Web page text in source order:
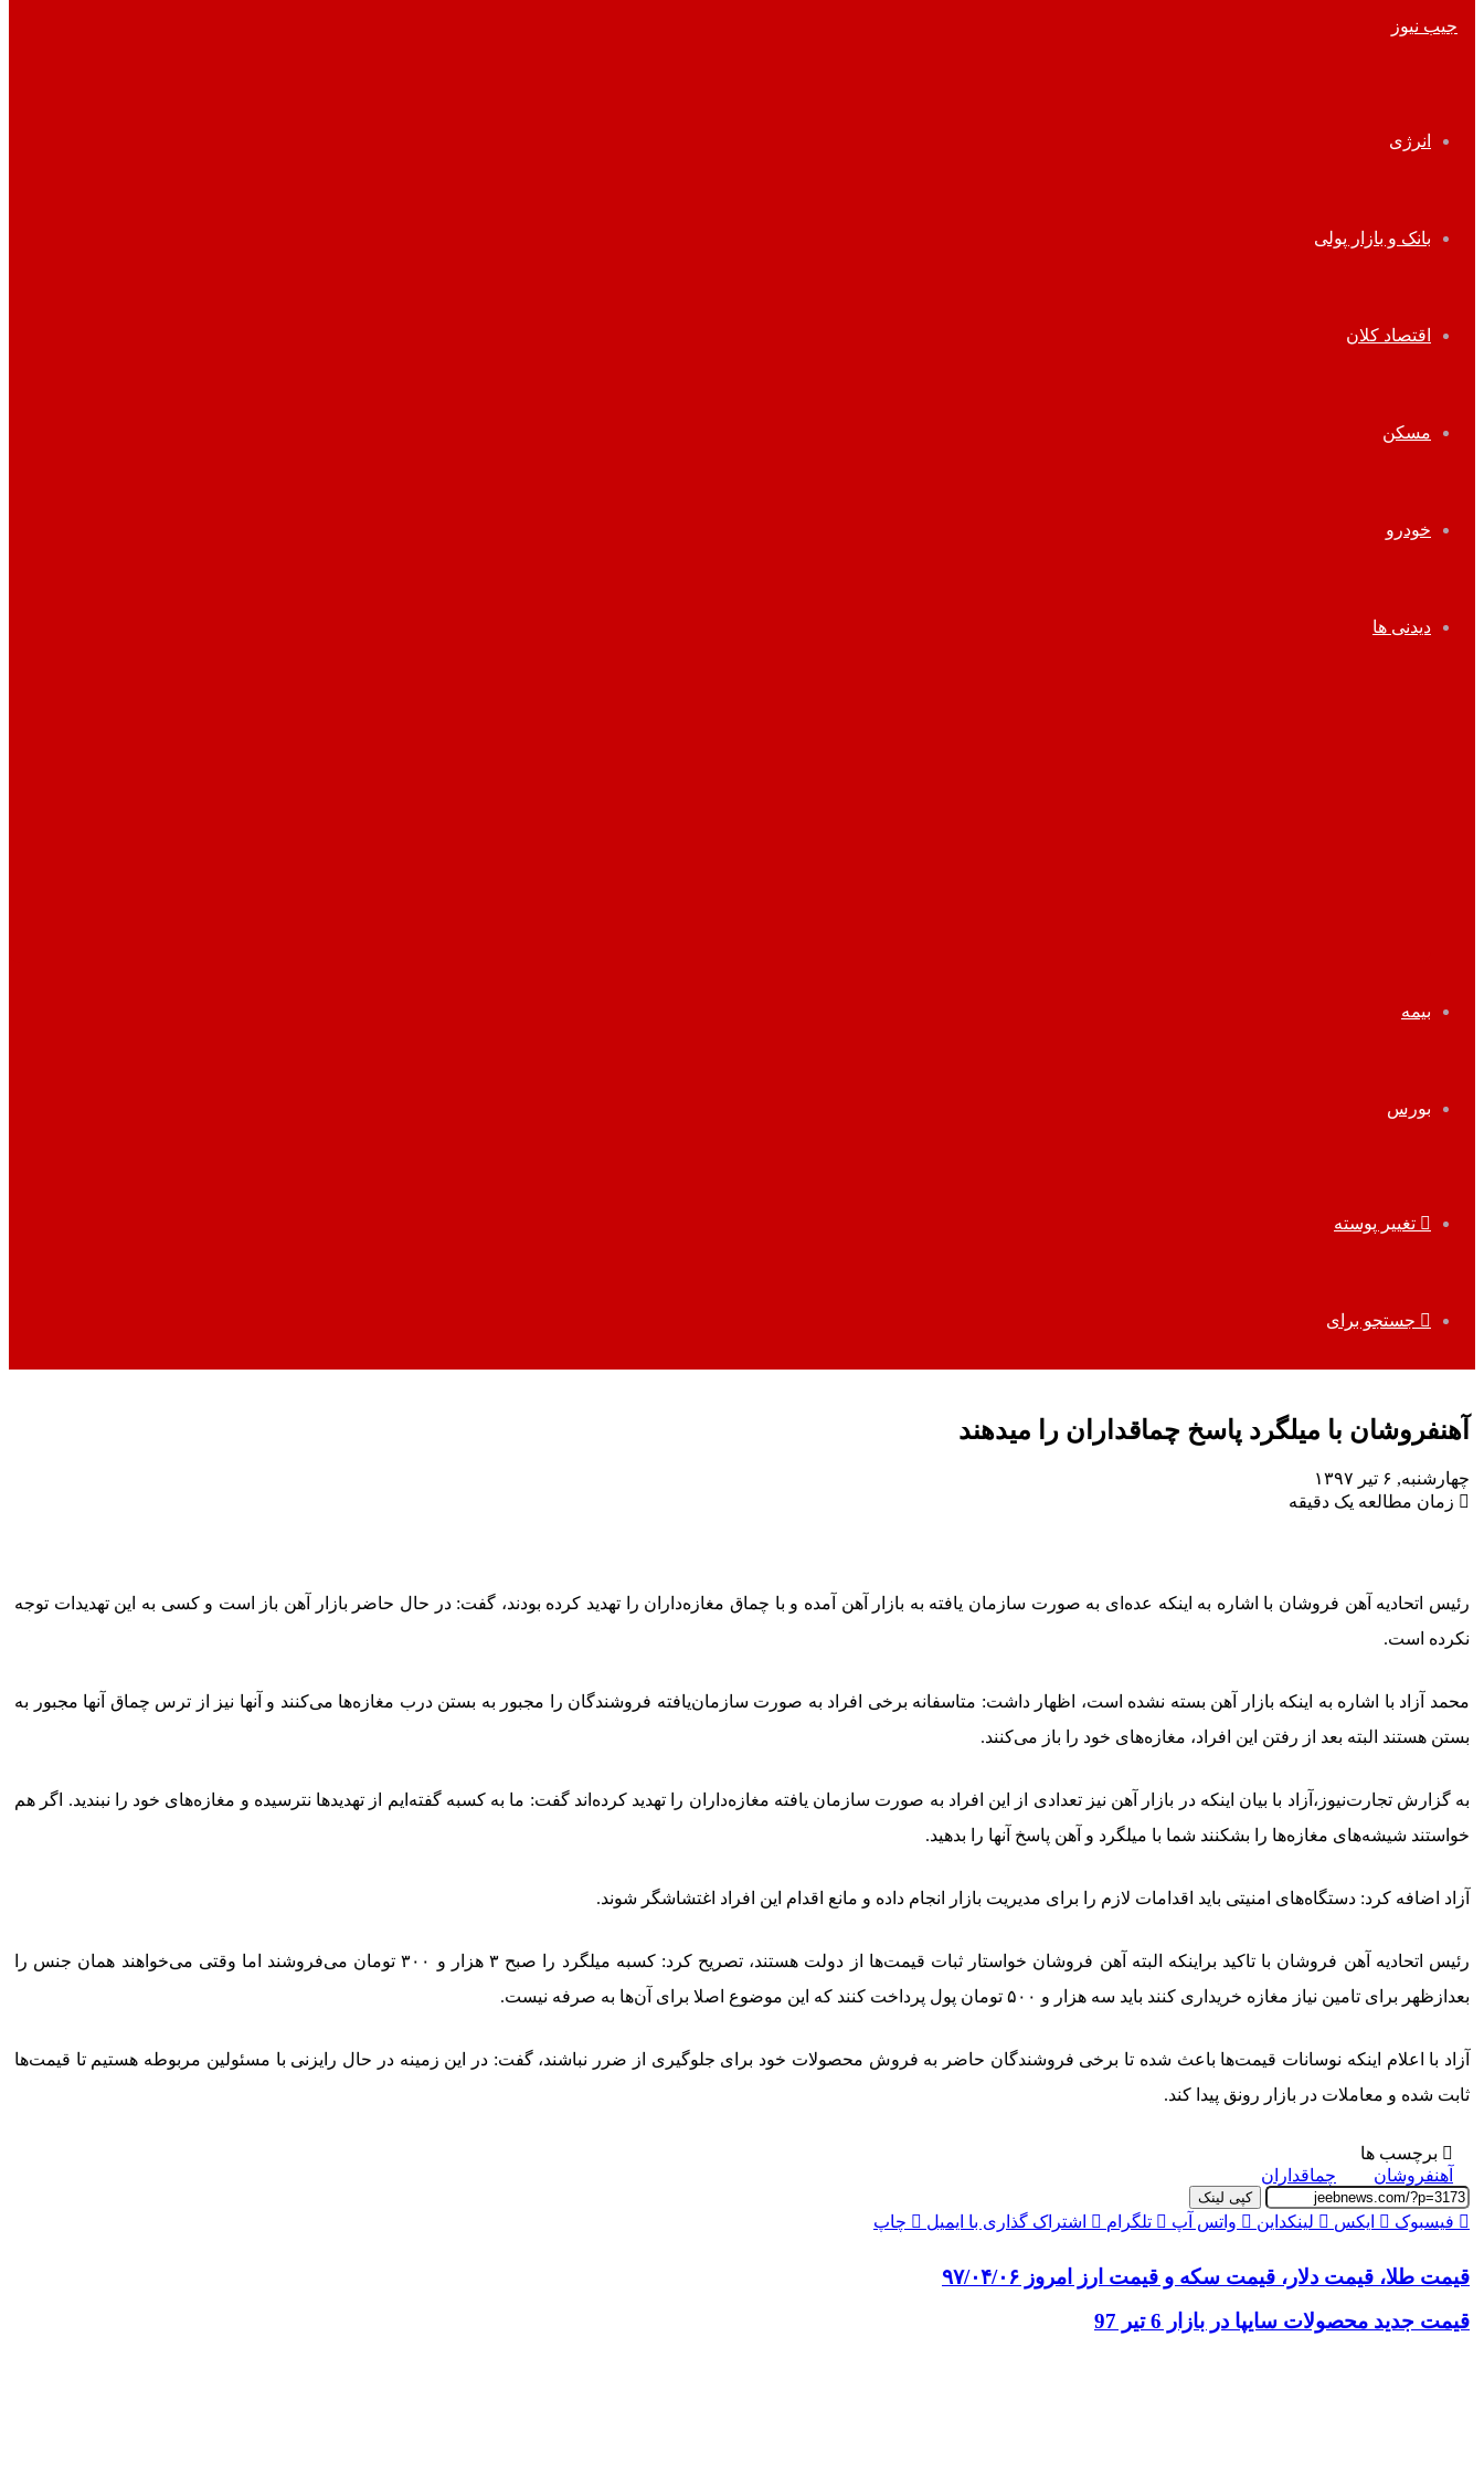
انرژی
بانک و بازار پولی
اقتصاد کلان
مسکن
خودرو
دیدنی ها
بیمه
بورس
تغییر پوسته
جستجو برای
آهن‎فروشان با میلگرد پاسخ چماق‎داران را می‎دهند
چهارشنبه, ۶ تیر ۱۳۹۷
زمان مطالعه یک دقیقه
رئیس اتحادیه آهن فروشان با اشاره به اینکه عده‌ای به صورت سازمان یافته به بازار آهن آمده و با چماق مغازه‌داران را تهدید کرده‌ بودند، گفت: در حال حاضر بازار آهن باز است و کسی به این تهدیدات توجه
نکرده است.
محمد آزاد با اشاره به اینکه بازار آهن بسته نشده است، اظهار داشت: متاسفانه برخی افراد به صورت سازمان‌یافته فروشندگان را مجبور به بستن درب مغازه‌ها می‌کنند و آنها نیز از ترس چماق آنها مجبور به
بستن هستند البته بعد از رفتن این افراد، مغازه‌های خود را باز می‌کنند.
به گزارش تجارت‌نیوز،آزاد با بیان اینکه در بازار آهن نیز تعدادی از این افراد به صورت سازمان یافته مغازه‌داران را تهدید کرده‌اند گفت: ما به کسبه گفته‌ایم از تهدیدها نترسیده و مغازه‌های خود را نبندید. اگر هم
خواستند شیشه‌های مغازه‌ها را بشکنند شما با میلگرد و آهن پاسخ آنها را بدهید.
آزاد اضافه کرد: دستگاه‌های امنیتی باید اقدامات لازم را برای مدیریت بازار انجام داده و مانع اقدام این افراد اغتشاشگر شوند.
رئیس اتحادیه آهن فروشان با تاکید براینکه البته آهن فروشان خواستار ثبات قیمت‌ها از دولت هستند، تصریح کرد: کسبه میلگرد را صبح ۳ هزار و ۳۰۰ تومان می‌فروشند اما وقتی می‌خواهند همان جنس را
بعدازظهر برای تامین نیاز مغازه خریداری کنند باید سه هزار و ۵۰۰ تومان پول پرداخت کنند که این موضوع اصلا برای آن‌ها به صرفه نیست.
آزاد با اعلام اینکه نوسانات قیمت‌ها باعث شده تا برخی فروشندگان حاضر به فروش محصولات خود برای جلوگیری از ضرر نباشند، گفت: در این زمینه در حال رایزنی با مسئولین مربوطه هستیم تا قیمت‌ها
ثابت شده و معاملات در بازار رونق پیدا کند.
برچسب ها
آهن‎فروشان
چماق‎داران
کپی لینک
فیسبوک ایکس لینکداین واتس آپ تلگرام اشتراک گذاری با ایمیل چاپ
قیمت طلا، قیمت دلار، قیمت سکه و قیمت ارز امروز ۹۷/۰۴/۰۶
قیمت جدید محصولات سایپا در بازار 6 تیر 97